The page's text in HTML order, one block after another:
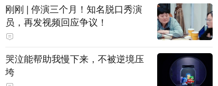
刚刚 | 停演三个月！知名脱口秀演
员，再发视频回应争议！
哭泣能帮助我慢下来，不被逆境压
垮